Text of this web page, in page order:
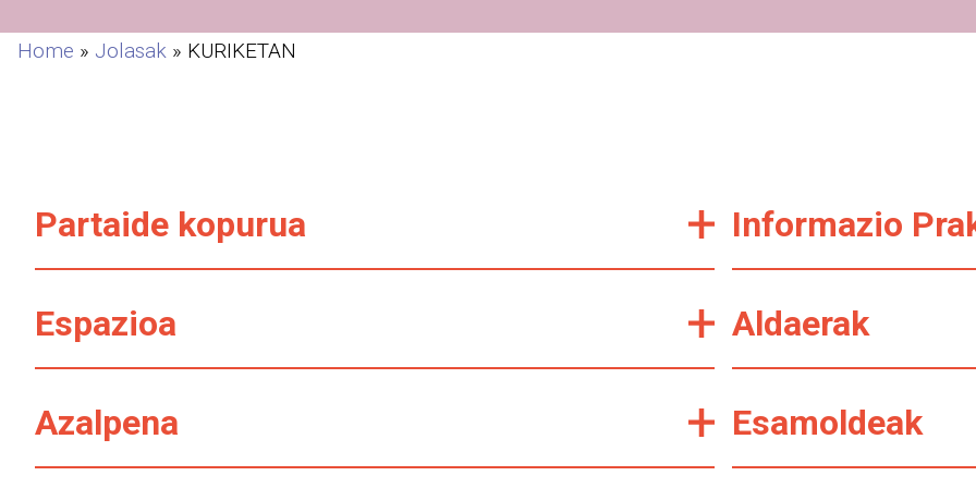
Home » Jolasak » KURIKETAN
Partaide kopurua Informazio
Espazioa Aldaerak
Azalpena Esamoldeak